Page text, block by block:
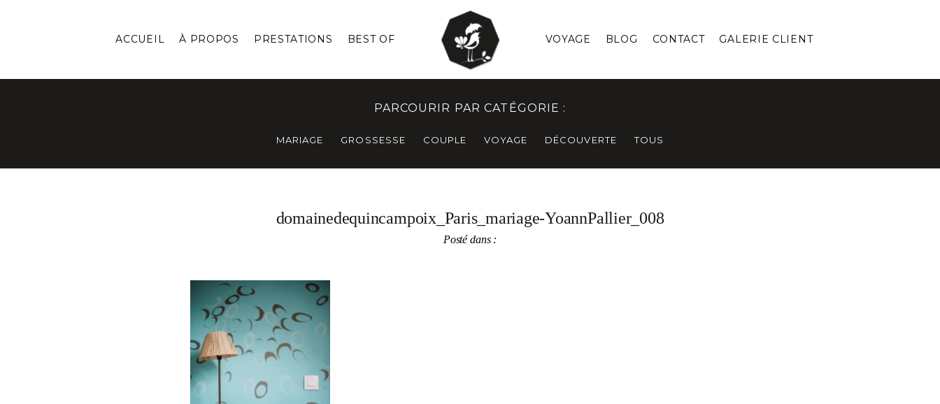
ACCUEIL À PROPOS PRESTATIONS BEST OF VOYAGE BLOG CONTACT GALERIE CLIENT
PARCOURIR PAR CATÉGORIE :
MARIAGE GROSSESSE COUPLE VOYAGE DÉCOUVERTE TOUS
domainedequincampoix_Paris_mariage-YoannPallier_008
Posté dans :